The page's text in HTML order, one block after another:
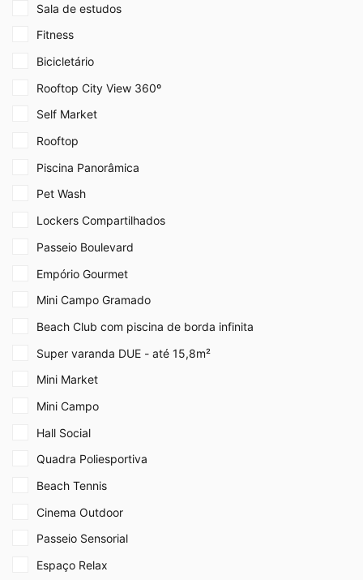
Sala de estudos
Fitness
Bicicletário
Rooftop City View 360º
Self Market
Rooftop
Piscina Panorâmica
Pet Wash
Lockers Compartilhados
Passeio Boulevard
Empório Gourmet
Mini Campo Gramado
Beach Club com piscina de borda infinita
Super varanda DUE - até 15,8m²
Mini Market
Mini Campo
Hall Social
Quadra Poliesportiva
Beach Tennis
Cinema Outdoor
Passeio Sensorial
Espaço Relax